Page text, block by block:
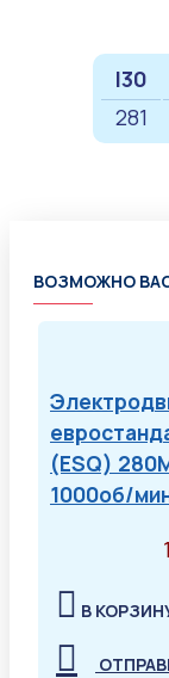
l30
281
ВОЗМОЖНО
(ESQ)
1000об/
В